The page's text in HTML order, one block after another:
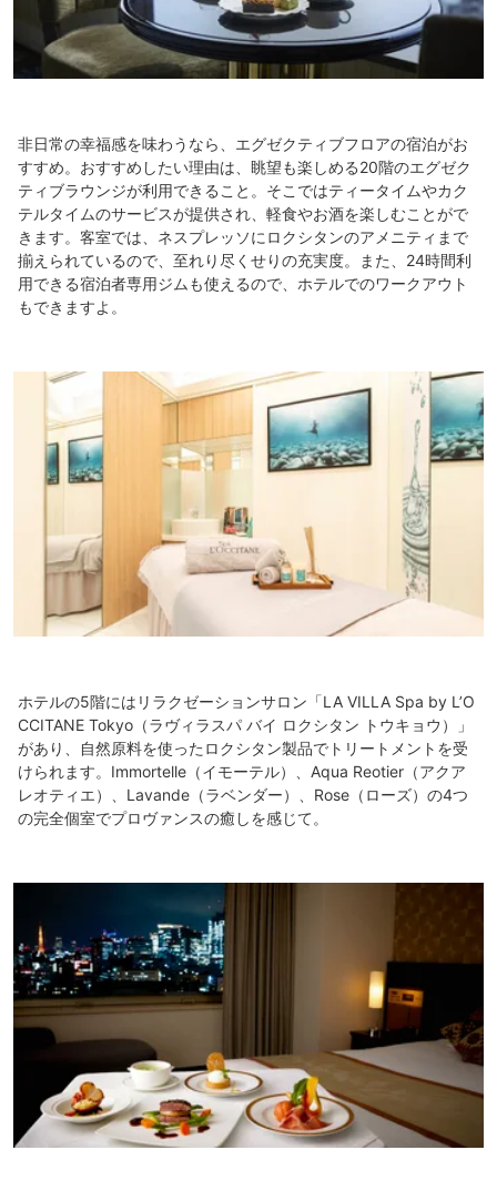
非日常の幸福感を味わうなら、エグゼクティブフロアの宿泊がお
すすめ。おすすめしたい理由は、眺望も楽しめる20階のエグゼク
ティブラウンジが利用できること。そこではティータイムやカク
テルタイムのサービスが提供され、軽食やお酒を楽しむことがで
きます。客室では、ネスプレッソにロクシタンのアメニティまで
揃えられているので、至れり尽くせりの充実度。また、24時間利
用できる宿泊者専用ジムも使えるので、ホテルでのワークアウト
もできますよ。
ホテルの5階にはリラクゼーションサロン「LA VILLA Spa by L’O
CCITANE Tokyo（ラヴィラスパ バイ ロクシタン トウキョウ）」
があり、自然原料を使ったロクシタン製品でトリートメントを受
けられます。Immortelle（イモーテル）、Aqua Reotier（アクア
レオティエ）、Lavande（ラベンダー）、Rose（ローズ）の4つ
の完全個室でプロヴァンスの癒しを感じて。